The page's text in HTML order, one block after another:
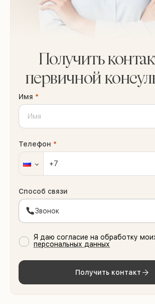
Получить
первичной
Имя *
Телефон *
Способ связи
Звонок
Я даю согласие на обработку
персональных данных
Получить контакт